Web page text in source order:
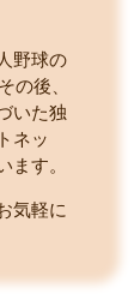
野球の
の後、
いた独
ネッ
ます。
気軽に